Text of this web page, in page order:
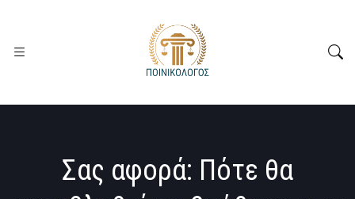
Σας αφορά: Πότε θα